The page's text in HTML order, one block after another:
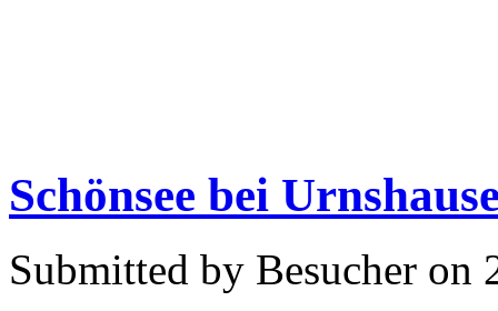
Schönsee bei
Submitted by Besucher on